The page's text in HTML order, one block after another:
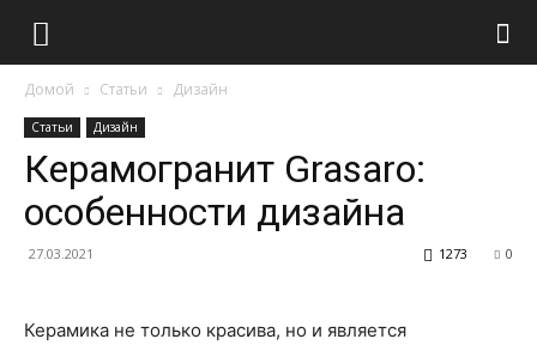
Домой Статьи Дизайн
Статьи Дизайн
Керамогранит Grasaro:
особенности дизайна
27.03.2021 0
1273
Керамика не только красива, но и является